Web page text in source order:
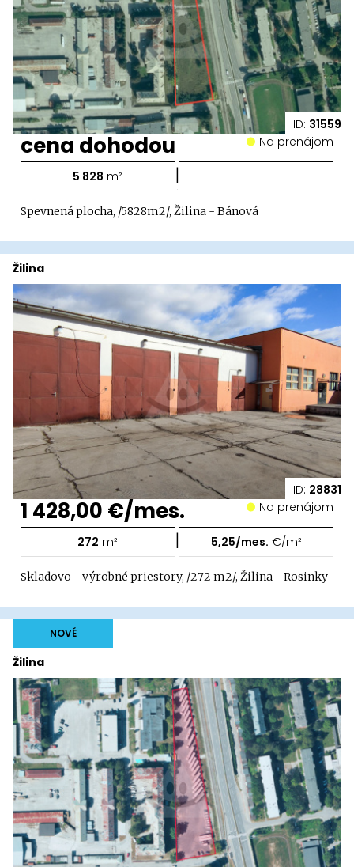
ID: 31559
cena dohodou Na prenájom
5 828 m² | -
Spevnená plocha, /5828m2/, Žilina - Bánová
ID: 28831
Žilina
1 428,00 €/mes. Na prenájom
272 m² | 5,25/mes. €/m²
Skladovo - výrobné priestory, /272 m2/, Žilina - Rosinky
Žilina
NOVÉ